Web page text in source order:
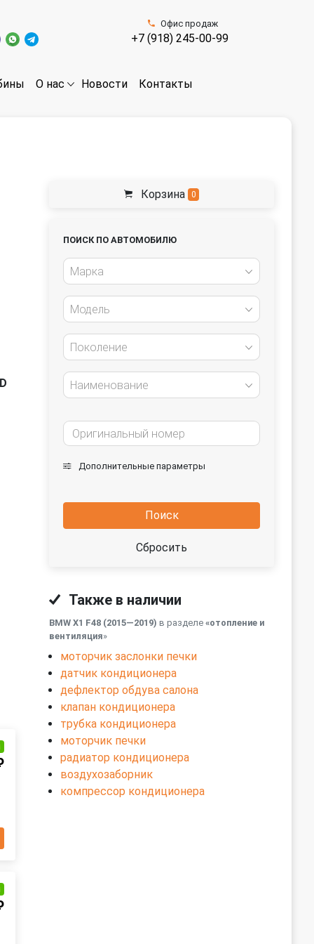
Офис продаж
+7 (918) 245-00-99
О нас Новости Контакты
Корзина 0
ПОИСК ПО АВТОМОБИЛЮ
Марка
Модель
Поколение
Наименование
Дополнительные параметры
Поиск
Сбросить
Также в наличии
BMW X1 F48 (2015—2019) в разделе «отопление и
вентиляция»
моторчик заслонки печки
датчик кондиционера
дефлектор обдува салона
клапан кондиционера
трубка кондиционера
моторчик печки
радиатор кондиционера
воздухозаборник
компрессор кондиционера